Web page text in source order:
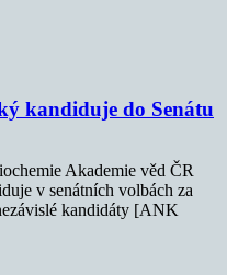
kandiduje do Senátu
Akademie věd ČR
v senátních volbách za
kandidáty [ANK